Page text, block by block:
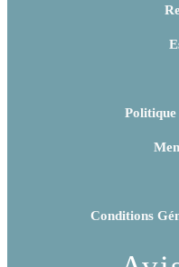
Conditions